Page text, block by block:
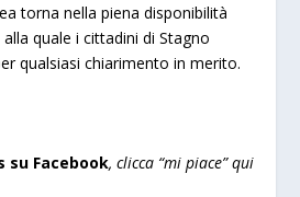
torna nella piena disponibilità
quale i cittadini di Stagno
qualsiasi chiarimento in merito.
su Facebook, clicca “mi piace”qui